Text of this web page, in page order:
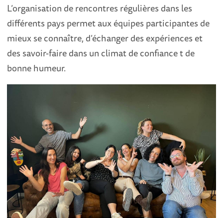
L’organisation de rencontres régulières dans les
différents pays permet aux équipes participantes de
mieux se connaître, d’échanger des expériences et
des savoir-faire dans un climat de confiance t de
bonne humeur.